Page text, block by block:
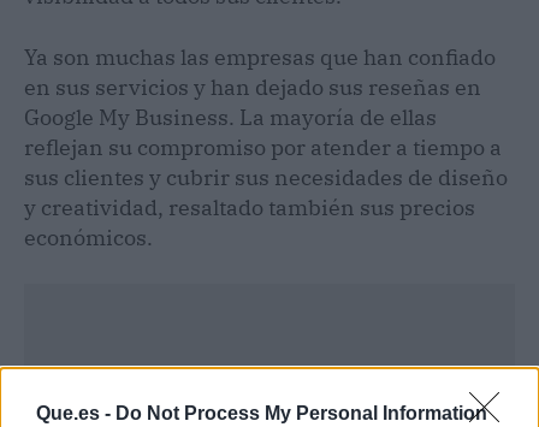
Que.es - Do Not Process My Personal Information
Ya son muchas las empresas que han confiado
en sus servicios y han dejado sus reseñas en
Google My Business. La mayoría de ellas
reflejan su compromiso por atender a tiempo a
sus clientes y cubrir sus necesidades de diseño
y creatividad, resaltado también sus precios
económicos.